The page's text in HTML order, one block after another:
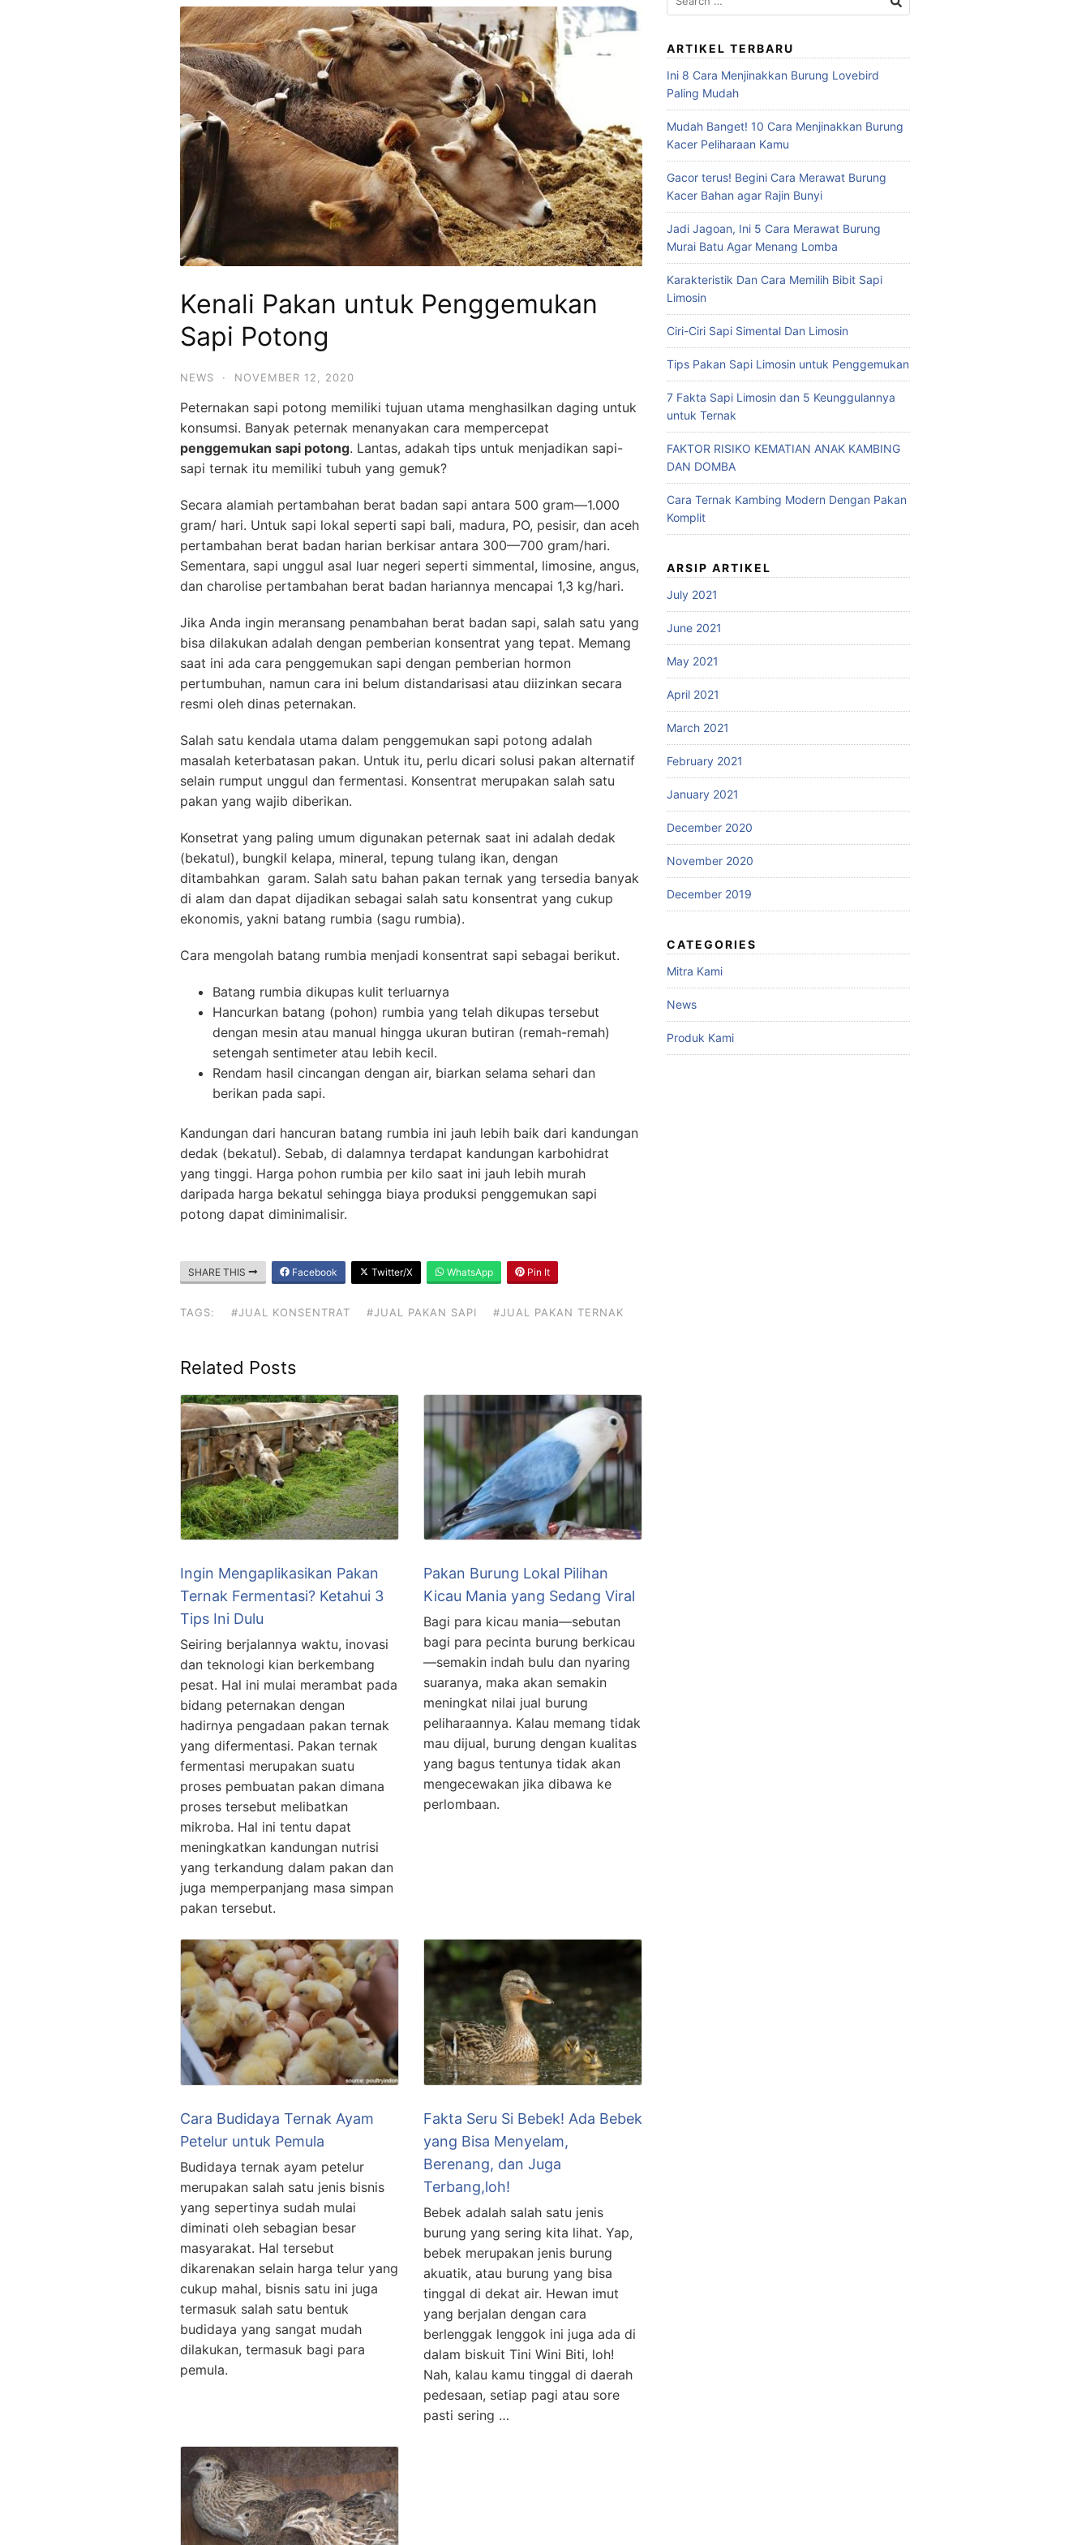
Kenali Pakan untuk Penggemukan
Sapi Potong
NEWS · NOVEMBER 12, 2020
Peternakan sapi potong memiliki tujuan utama menghasilkan daging untuk
konsumsi. Banyak peternak menanyakan cara mempercepat
penggemukan sapi potong. Lantas, adakah tips untuk menjadikan sapi-
sapi ternak itu memiliki tubuh yang gemuk?
Secara alamiah pertambahan berat badan sapi antara 500 gram—1.000
gram/ hari. Untuk sapi lokal seperti sapi bali, madura, PO, pesisir, dan aceh
pertambahan berat badan harian berkisar antara 300—700 gram/hari.
Sementara, sapi unggul asal luar negeri seperti simmental, limosine, angus,
dan charolise pertambahan berat badan hariannya mencapai 1,3 kg/hari.
Jika Anda ingin meransang penambahan berat badan sapi, salah satu yang
bisa dilakukan adalah dengan pemberian konsentrat yang tepat. Memang
saat ini ada cara penggemukan sapi dengan pemberian hormon
pertumbuhan, namun cara ini belum distandarisasi atau diizinkan secara
resmi oleh dinas peternakan.
Salah satu kendala utama dalam penggemukan sapi potong adalah
masalah keterbatasan pakan. Untuk itu, perlu dicari solusi pakan alternatif
selain rumput unggul dan fermentasi. Konsentrat merupakan salah satu
pakan yang wajib diberikan.
Konsetrat yang paling umum digunakan peternak saat ini adalah dedak
(bekatul), bungkil kelapa, mineral, tepung tulang ikan, dengan
ditambahkan garam. Salah satu bahan pakan ternak yang tersedia banyak
di alam dan dapat dijadikan sebagai salah satu konsentrat yang cukup
ekonomis, yakni batang rumbia (sagu rumbia).
Cara mengolah batang rumbia menjadi konsentrat sapi sebagai berikut.
Batang rumbia dikupas kulit terluarnya
Hancurkan batang (pohon) rumbia yang telah dikupas tersebut
dengan mesin atau manual hingga ukuran butiran (remah-remah)
setengah sentimeter atau lebih kecil.
Rendam hasil cincangan dengan air, biarkan selama sehari dan
berikan pada sapi.
Kandungan dari hancuran batang rumbia ini jauh lebih baik dari kandungan
dedak (bekatul). Sebab, di dalamnya terdapat kandungan karbohidrat
yang tinggi. Harga pohon rumbia per kilo saat ini jauh lebih murah
daripada harga bekatul sehingga biaya produksi penggemukan sapi
potong dapat diminimalisir.
SHARE THIS Facebook Twitter/X WhatsApp Pin It
TAGS: #JUAL KONSENTRAT #JUAL PAKAN SAPI #JUAL PAKAN TERNAK
Related Posts
Ingin Mengaplikasikan Pakan
Ternak Fermentasi? Ketahui 3
Tips Ini Dulu
Seiring berjalannya waktu, inovasi
dan teknologi kian berkembang
pesat. Hal ini mulai merambat pada
bidang peternakan dengan
hadirnya pengadaan pakan ternak
yang difermentasi. Pakan ternak
fermentasi merupakan suatu
proses pembuatan pakan dimana
proses tersebut melibatkan
mikroba. Hal ini tentu dapat
meningkatkan kandungan nutrisi
yang terkandung dalam pakan dan
juga memperpanjang masa simpan
pakan tersebut.
Pakan Burung Lokal Pilihan
Kicau Mania yang Sedang Viral
Bagi para kicau mania—sebutan
bagi para pecinta burung berkicau
—semakin indah bulu dan nyaring
suaranya, maka akan semakin
meningkat nilai jual burung
peliharaannya. Kalau memang tidak
mau dijual, burung dengan kualitas
yang bagus tentunya tidak akan
mengecewakan jika dibawa ke
perlombaan.
Cara Budidaya Ternak Ayam
Petelur untuk Pemula
Budidaya ternak ayam petelur
merupakan salah satu jenis bisnis
yang sepertinya sudah mulai
diminati oleh sebagian besar
masyarakat. Hal tersebut
dikarenakan selain harga telur yang
cukup mahal, bisnis satu ini juga
termasuk salah satu bentuk
budidaya yang sangat mudah
dilakukan, termasuk bagi para
pemula.
Fakta Seru Si Bebek! Ada Bebek
yang Bisa Menyelam,
Berenang, dan Juga
Terbang,loh!
Bebek adalah salah satu jenis
burung yang sering kita lihat. Yap,
bebek merupakan jenis burung
akuatik, atau burung yang bisa
tinggal di dekat air. Hewan imut
yang berjalan dengan cara
berlenggak lenggok ini juga ada di
dalam biskuit Tini Wini Biti, loh!
Nah, kalau kamu tinggal di daerah
pedesaan, setiap pagi atau sore
pasti sering …
for:
ARTIKEL TERBARU
Ini 8 Cara Menjinakkan Burung Lovebird
Paling Mudah
Mudah Banget! 10 Cara Menjinakkan Burung
Kacer Peliharaan Kamu
Gacor terus! Begini Cara Merawat Burung
Kacer Bahan agar Rajin Bunyi
Jadi Jagoan, Ini 5 Cara Merawat Burung
Murai Batu Agar Menang Lomba
Karakteristik Dan Cara Memilih Bibit Sapi
Limosin
Ciri-Ciri Sapi Simental Dan Limosin
Tips Pakan Sapi Limosin untuk Penggemukan
7 Fakta Sapi Limosin dan 5 Keunggulannya
untuk Ternak
FAKTOR RISIKO KEMATIAN ANAK KAMBING
DAN DOMBA
Cara Ternak Kambing Modern Dengan Pakan
Komplit
ARSIP ARTIKEL
July 2021
June 2021
May 2021
April 2021
March 2021
February 2021
January 2021
December 2020
November 2020
December 2019
CATEGORIES
Mitra Kami
News
Produk Kami